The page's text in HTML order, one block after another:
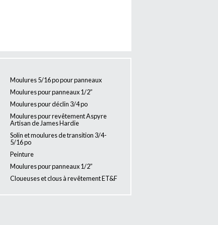
Moulures 5/16 po pour panneaux
Moulures pour panneaux 1/2”
Moulures pour déclin 3/4 po
Moulures pour revêtement Aspyre
Artisan de James Hardie
Solin et moulures de transition 3/4-
5/16 po
Peinture
Moulures pour panneaux 1/2”
Cloueuses et clous à revêtement ET&F